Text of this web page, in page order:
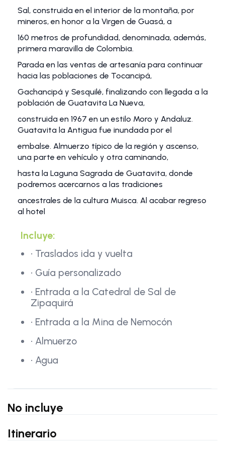
Sal, construida en el interior de la montaña, por
mineros, en honor a la Virgen de Guasá, a
160 metros de profundidad, denominada, además,
primera maravilla de Colombia.
Parada en las ventas de artesanía para continuar
hacia las poblaciones de Tocancipá,
Gachancipá y Sesquilé, finalizando con llegada a la
población de Guatavita La Nueva,
construida en 1967 en un estilo Moro y Andaluz.
Guatavita la Antigua fue inundada por el
embalse. Almuerzo típico de la región y ascenso,
una parte en vehículo y otra caminando,
hasta la Laguna Sagrada de Guatavita, donde
podremos acercarnos a las tradiciones
ancestrales de la cultura Muisca. Al acabar regreso
al hotel
Incluye:
• Traslados ida y vuelta
• Guía personalizado
• Entrada a la Catedral de Sal de
Zipaquirá
• Entrada a la Mina de Nemocón
• Almuerzo
• Agua
No incluye
Itinerario